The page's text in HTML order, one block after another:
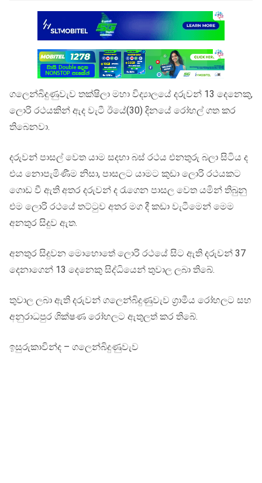
ගලෙන්බිදුණුවැව තක්ෂිලා මහා විද්‍යාලයේ දරුවන් 13 දෙනෙකු,
ලොරි රථයකින් ඇද වැටී ඊයේ(30) දිනයේ රෝහල් ගත කර
තිබෙනවා.
දරුවන් පාසල් වෙත යාම සදහා බස් රථය එනතුරු බලා සිටිය ද
එය නොපැමිණීම නිසා, පාසලට යාමට කුඩා ලොරි රථයකට
ගොඩ වී ඇති අතර දරුවන් ද රැගෙන පාසල වෙත යමින් තිබුනු
එම ලොරි රථයේ තට්ටුව අතර මග දී කඩා වැටීමෙන් මෙම
අනතුර සිදුව ඇත.
අනතුර සිදුවන මොහොතේ ලොරි රථයේ සිට ඇති දරුවන් 37
දෙනාගෙන් 13 දෙනෙකු සිද්ධියෙන් තුවාල ලබා තිබේ.
තුවාල ලබා ඇති දරුවන් ගලෙන්බිදුණුවැව ග්‍රාමීය රෝහලට සහ
අනුරාධපුර ශික්ෂණ රෝහලට ඇතුලත් කර තිබේ.
ඉසුරුකාවින්ද – ගලෙන්බිදුණුවැව